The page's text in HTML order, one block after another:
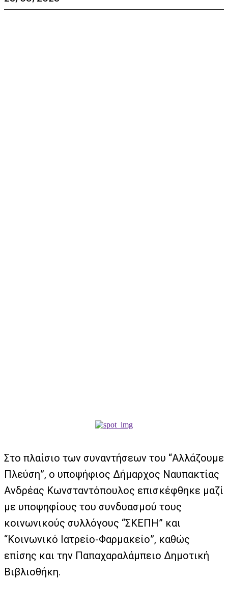
Στο πλαίσιο των συναντήσεων του “Αλλάζουμε
Πλεύση”, ο υποψήφιος Δήμαρχος Ναυπακτίας
Ανδρέας Κωνσταντόπουλος επισκέφθηκε μαζί
με υποψηφίους του συνδυασμού τους
κοινωνικούς συλλόγους “ΣΚΕΠΗ” και
“Κοινωνικό Ιατρείο-Φαρμακείο”, καθώς
επίσης και την Παπαχαραλάμπειο Δημοτική
Βιβλιοθήκη.